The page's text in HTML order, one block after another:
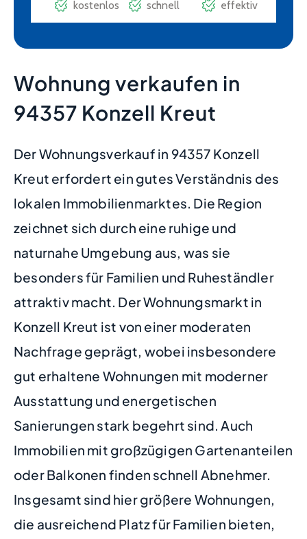
Wohnung verkaufen in
94357 Konzell Kreut
Der Wohnungsverkauf in 94357 Konzell
Kreut erfordert ein gutes Verständnis des
lokalen Immobilienmarktes. Die Region
zeichnet sich durch eine ruhige und
naturnahe Umgebung aus, was sie
besonders für Familien und Ruheständler
attraktiv macht. Der Wohnungsmarkt in
Konzell Kreut ist von einer moderaten
Nachfrage geprägt, wobei insbesondere
gut erhaltene Wohnungen mit moderner
Ausstattung und energetischen
Sanierungen stark begehrt sind. Auch
Immobilien mit großzügigen Gartenanteilen
oder Balkonen finden schnell Abnehmer.
Insgesamt sind hier größere Wohnungen,
die ausreichend Platz für Familien bieten,